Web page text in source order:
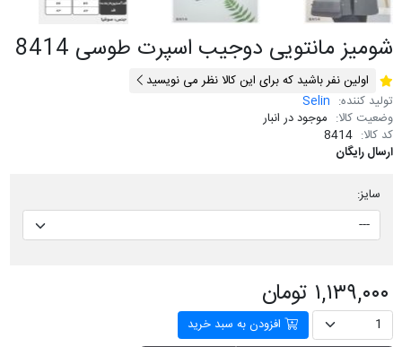
شومیز مانتویی دوجیب اسپرت طوسی 8414
اولین نفر باشید که برای این کالا نظر می نویسید
تولید کننده: Selin
وضعیت کالا: موجود در انبار
کد کالا: 8414
ارسال رایگان
سایز:
۱,۱۳۹,۰۰۰ تومان
افزودن به سبد خرید